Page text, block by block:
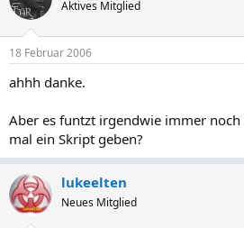
Aktives Mitglied
18 Februar 2006
ahhh danke.
Aber es funtzt irgendwie immer
mal ein Skript geben?
lukeelten
Neues Mitglied